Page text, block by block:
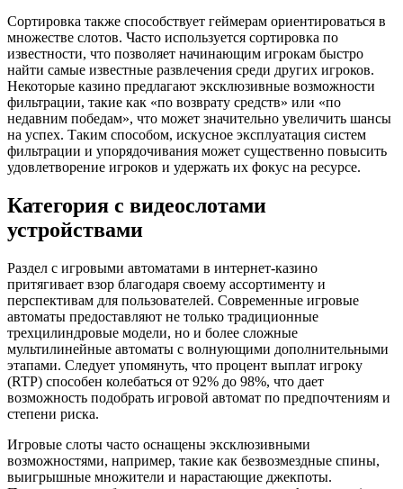
Сортировка также способствует геймерам ориентироваться в
множестве слотов. Часто используется сортировка по
известности, что позволяет начинающим игрокам быстро
найти самые известные развлечения среди других игроков.
Некоторые казино предлагают эксклюзивные возможности
фильтрации, такие как «по возврату средств» или «по
недавним победам», что может значительно увеличить шансы
на успех. Таким способом, искусное эксплуатация систем
фильтрации и упорядочивания может существенно повысить
удовлетворение игроков и удержать их фокус на ресурсе.
Категория с видеослотами
устройствами
Раздел с игровыми автоматами в интернет-казино
притягивает взор благодаря своему ассортименту и
перспективам для пользователей. Современные игровые
автоматы предоставляют не только традиционные
трехцилиндровые модели, но и более сложные
мультилинейные автоматы с волнующими дополнительными
этапами. Следует упомянуть, что процент выплат игроку
(RTP) способен колебаться от 92% до 98%, что дает
возможность подобрать игровой автомат по предпочтениям и
степени риска.
Игровые слоты часто оснащены эксклюзивными
возможностями, например, такие как безвозмездные спины,
выигрышные множители и нарастающие джекпоты.